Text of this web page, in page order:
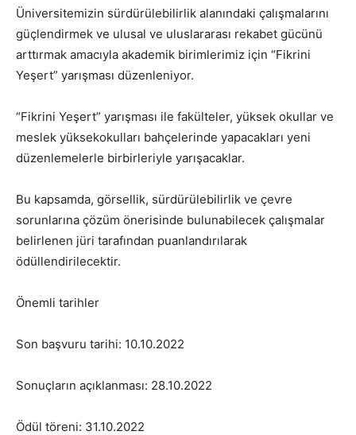
Üniversitemizin sürdürülebilirlik alanındaki çalışmalarını
güçlendirmek ve ulusal ve uluslararası rekabet gücünü
arttırmak amacıyla akademik birimlerimiz için “Fikrini
Yeşert” yarışması düzenleniyor.
“Fikrini Yeşert” yarışması ile fakülteler, yüksek okullar ve
meslek yüksekokulları bahçelerinde yapacakları yeni
düzenlemelerle birbirleriyle yarışacaklar.
Bu kapsamda, görsellik, sürdürülebilirlik ve çevre
sorunlarına çözüm önerisinde bulunabilecek çalışmalar
belirlenen jüri tarafından puanlandırılarak
ödüllendirilecektir.
Önemli tarihler
Son başvuru tarihi: 10.10.2022
Sonuçların açıklanması: 28.10.2022
Ödül töreni: 31.10.2022